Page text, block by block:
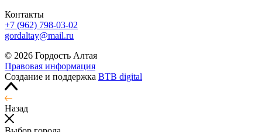
Контакты
+7 (962) 798-03-02
gordaltay@mail.ru
© 2026 Гордость Алтая
Правовая информация
Создание и поддержка BTB digital
Назад